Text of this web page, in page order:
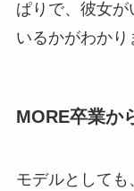
ぱりで、彼女
いるかがわかり
MORE卒業か
モデルとしても